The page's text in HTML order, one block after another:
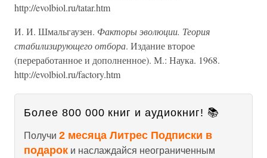
http://evolbiol.ru/tatar.htm
И. И. Шмальгаузен. Факторы эволюции. Теория
стабилизирующего отбора. Издание второе
(переработанное и дополненное). М.: Наука. 1968.
http://evolbiol.ru/factory.htm
Более 800 000 книг и аудиокниг! 📚
Получи 2 месяца Литрес Подписки в
подарок и наслаждайся неограниченным